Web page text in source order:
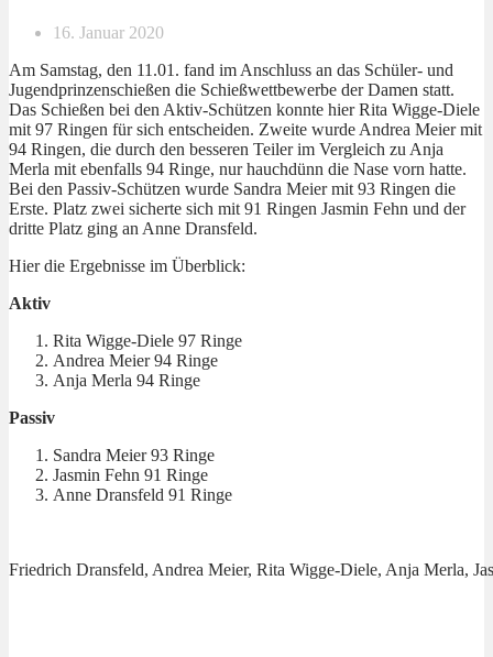
16. Januar 2020
Am Samstag, den 11.01. fand im Anschluss an das Schüler- und
Jugendprinzenschießen die Schießwettbewerbe der Damen statt.
Das Schießen bei den Aktiv-Schützen konnte hier Rita Wigge-Diele
mit 97 Ringen für sich entscheiden. Zweite wurde Andrea Meier mit
94 Ringen, die durch den besseren Teiler im Vergleich zu Anja
Merla mit ebenfalls 94 Ringe, nur hauchdünn die Nase vorn hatte.
Bei den Passiv-Schützen wurde Sandra Meier mit 93 Ringen die
Erste. Platz zwei sicherte sich mit 91 Ringen Jasmin Fehn und der
dritte Platz ging an Anne Dransfeld.
Hier die Ergebnisse im Überblick:
Aktiv
Rita Wigge-Diele 97 Ringe
Andrea Meier 94 Ringe
Anja Merla 94 Ringe
Passiv
Sandra Meier 93 Ringe
Jasmin Fehn 91 Ringe
Anne Dransfeld 91 Ringe
Friedrich Dransfeld, Andrea Meier, Rita Wigge-Diele, Anja Merla,